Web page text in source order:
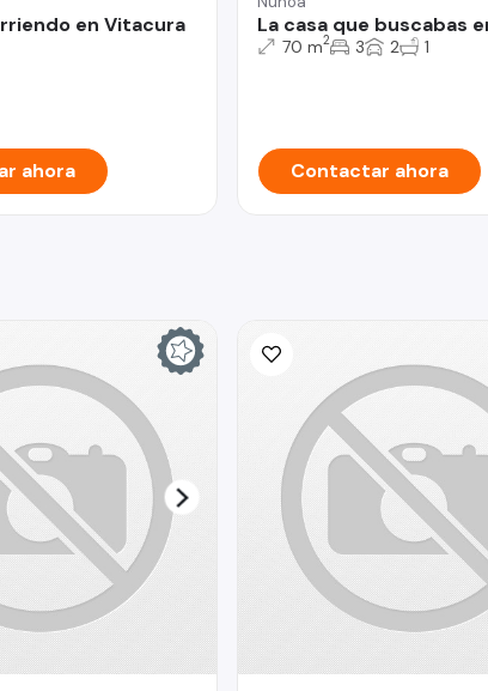
en Vitacura
ahora
La casa que buscabas
70 m2 3 2 1
Contactar ahora